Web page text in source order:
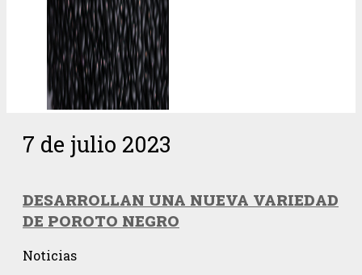
7 de julio 2023
DESARROLLAN UNA NUEVA VARIEDAD
DE POROTO NEGRO
Noticias